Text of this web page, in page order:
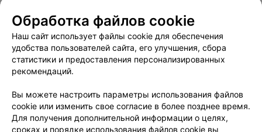
Вакансии
Публичный договор
Способы оплаты
Публичный договор по использованию сервиса
«Афиша»
Пользовательское соглашение
Связаться по вопросам сотрудничества
Написать руководителю relax.by
Персональные настройки cookie
Обработка файлов cookie
Наш сайт использует файлы cookie для обеспечения
удобства пользователей сайта, его улучшения, сбора
статистики и предоставления персонализированных
рекомендаций.
Вы можете настроить параметры использования файлов
cookie или изменить свое согласие в более позднее время.
Для получения дополнительной информации о целях,
сроках и порядке использования файлов cookie вы